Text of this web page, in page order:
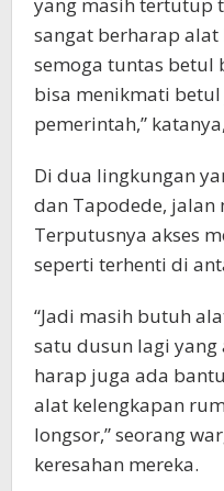
yang masih tertutup
sangat berharap
semoga tuntas betul
bisa menikmati
pemerintah,”
Di dua lingkungan
dan Tapodede,
Terputusnya akses
seperti terhenti di
“Jadi masih butuh
satu dusun lagi yang
harap juga ada
alat kelengkapan
longsor,” seorang
keresahan mereka.